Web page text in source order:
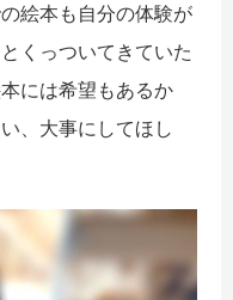
絵本も自分の体験が
くっついてきていた
には希望もあるか
、大事にしてほし